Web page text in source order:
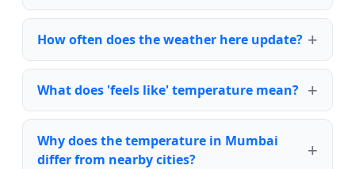
How often does the weather here update?
What does 'feels like' temperature mean?
Why does the temperature in Mumbai
differ from nearby cities?